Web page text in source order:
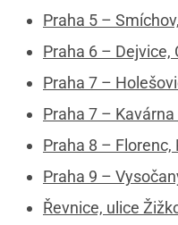
Praha 5 –
Praha 6 – Dejvice,
Praha 7 –
Praha 7 –
Praha 8 –
Praha 9 –
Řevnice, ulice